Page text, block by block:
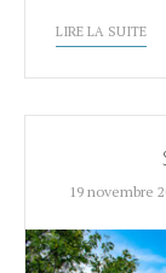
LIRE LA SUITE
19 novembre